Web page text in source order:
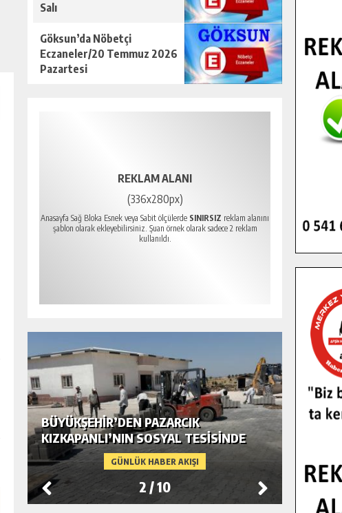
Salı
Göksun’da Nöbetçi
Eczaneler/20 Temmuz 2026
Pazartesi
REKLAM ALANI
(336x280px)
Anasayfa Sağ Bloka Esnek veya Sabit ölçülerde SINIRSIZ reklam alanını
şablon olarak ekleyebilirsiniz. Şuan örnek olarak sadece 2 reklam
kullanıldı.
GÜNLÜK HABER AKIŞI
BÜYÜKŞEHIR’DEN PAZARCIK
KIZKAPANLI’NIN SOSYAL TESISINDE
ÇEVRE DÜZENLEMESI.
2 /10